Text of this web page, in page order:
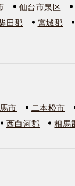
仙台市泉区
田郡 宮城郡
市 二本松市
西白河郡 相馬